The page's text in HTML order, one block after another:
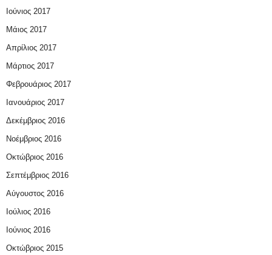
Ιούνιος 2017
Μάιος 2017
Απρίλιος 2017
Μάρτιος 2017
Φεβρουάριος 2017
Ιανουάριος 2017
Δεκέμβριος 2016
Νοέμβριος 2016
Οκτώβριος 2016
Σεπτέμβριος 2016
Αύγουστος 2016
Ιούλιος 2016
Ιούνιος 2016
Οκτώβριος 2015